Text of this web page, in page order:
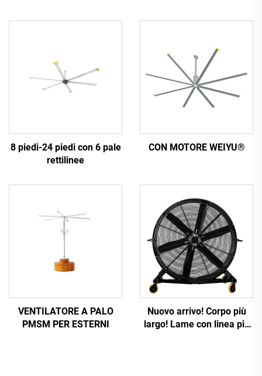
8 piedi-24 piedi con 6 pale
rettilinee
CON MOTORE WEIYU®
VENTILATORE A PALO
PMSM PER ESTERNI
Nuovo arrivo! Corpo più
largo! Lame con linea più